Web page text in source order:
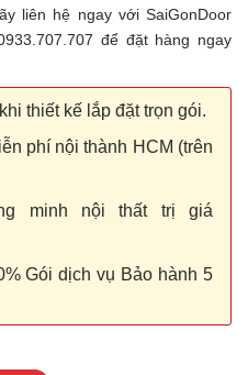
liên hệ ngay với SaiGonDoor
để đặt hàng ngay
khi thiết kế lắp đặt trọn gói.
phí nội thành HCM (trên
minh nội thất trị giá
Gói dịch vụ Bảo hành 5